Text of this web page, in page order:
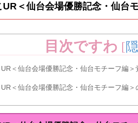
UR＜仙台会場優勝記念・仙台
目次ですわ [
＜仙台会場優勝記念・仙台モチーフ編＞
＜仙台会場優勝記念・仙台モチーフ編＞